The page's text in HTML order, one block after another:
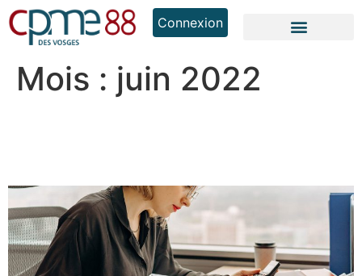
Connexion
Mois : juin 2022